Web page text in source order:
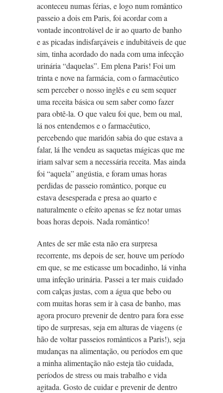
aconteceu numas férias, e logo num romântico
passeio a dois em Paris, foi acordar com a
vontade incontrolável de ir ao quarto de banho
e as picadas indisfarçáveis e indubitáveis de que
sim, tinhaacordado do nada com uma infecção
urinária “daquelas”. Em plena Paris! Foi um
trinta e nove na farmácia, com o farmacêutico
sem perceber o nosso inglês e eu sem sequer
uma receita básica ou sem saber como fazer
para obtê-la. O que valeu foi que, bem ou mal,
lá nos entendemos e o farmacêutico,
percebendo que maridón sabia do que estava a
falar, lá lhe vendeu as saquetas mágicas que me
iriam salvar sem a necessária receita. Mas ainda
foi “aquela” angústia, e foram umas horas
perdidas de passeio romântico, porque eu
estava desesperada e presa ao quarto e
naturalmente o efeito apenas se fez notar umas
boas horas depois. Nada romântico!
Antes de ser mãe esta não era surpresa
recorrente, ms depois de ser, houve um período
em que, se me esticasse um bocadinho, lá vinha
uma infeção urinária. Passei a ter mais cuidado
com calças justas, com a água que bebo ou
com muitas horas sem ir à casa de banho, mas
agora procuro prevenir de dentro para fora esse
tipo de surpresas, seja em alturas de viagens (e
hão de voltar passeios românticos a Paris!), seja
mudanças na alimentação, ou períodos em que
a minha alimentação não esteja tão cuidada,
períodos de stress ou mais trabalho e vida
agitada. Gosto de cuidar e prevenir de dentro